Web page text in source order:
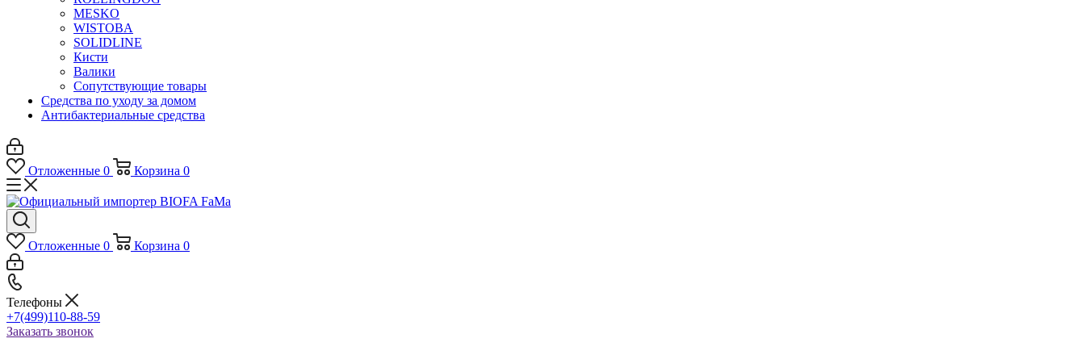
MESKO
WISTOBA
SOLIDLINE
Кисти
Валики
Сопутствующие товары
Средства по уходу за домом
Антибактериальные средства
Отложенные 0 Корзина 0
Отложенные 0 Корзина 0
Телефоны
+7(499)110-88-59
Заказать звонок